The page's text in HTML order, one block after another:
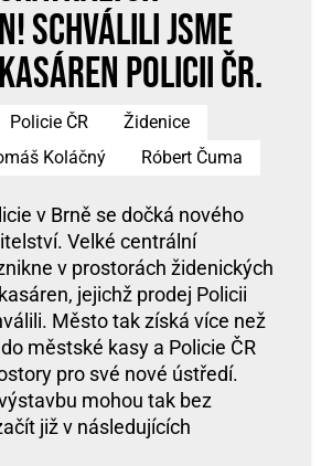
Schválili jsme
Policii ČR.
Policie ČR
Židenice
Koláčný Róbert Čuma
v Brně se dočká nového
Velké centrální
v prostorách židenických
jejichž prodej Policii
Město tak získá více než
městské kasy a Policie ČR
pro své nové ústředí.
mohou tak bez
již v následujících